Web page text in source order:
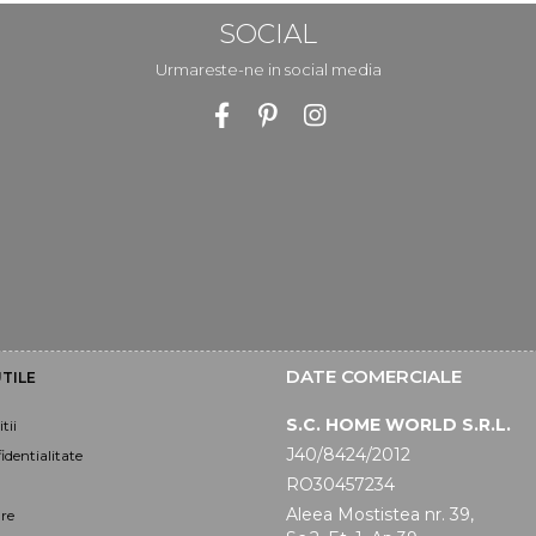
SOCIAL
Urmareste-ne in social media
DATE COMERCIALE
S.C. HOME WORLD S.R.L.
J40/8424/2012
RO30457234
Aleea Mostistea nr. 39,